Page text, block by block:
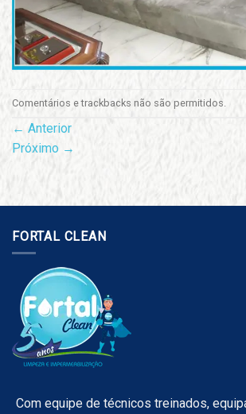
Comentários e trackbacks não são permitidos.
← Anterior
Próximo →
FORTAL CLEAN
Com equipe de técnicos treinados,